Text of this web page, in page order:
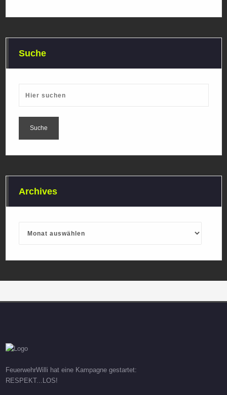
Suche
Archives
FeuerwehrWilli hat eine Kampagne gestartet:
RESPEKT...LOS!